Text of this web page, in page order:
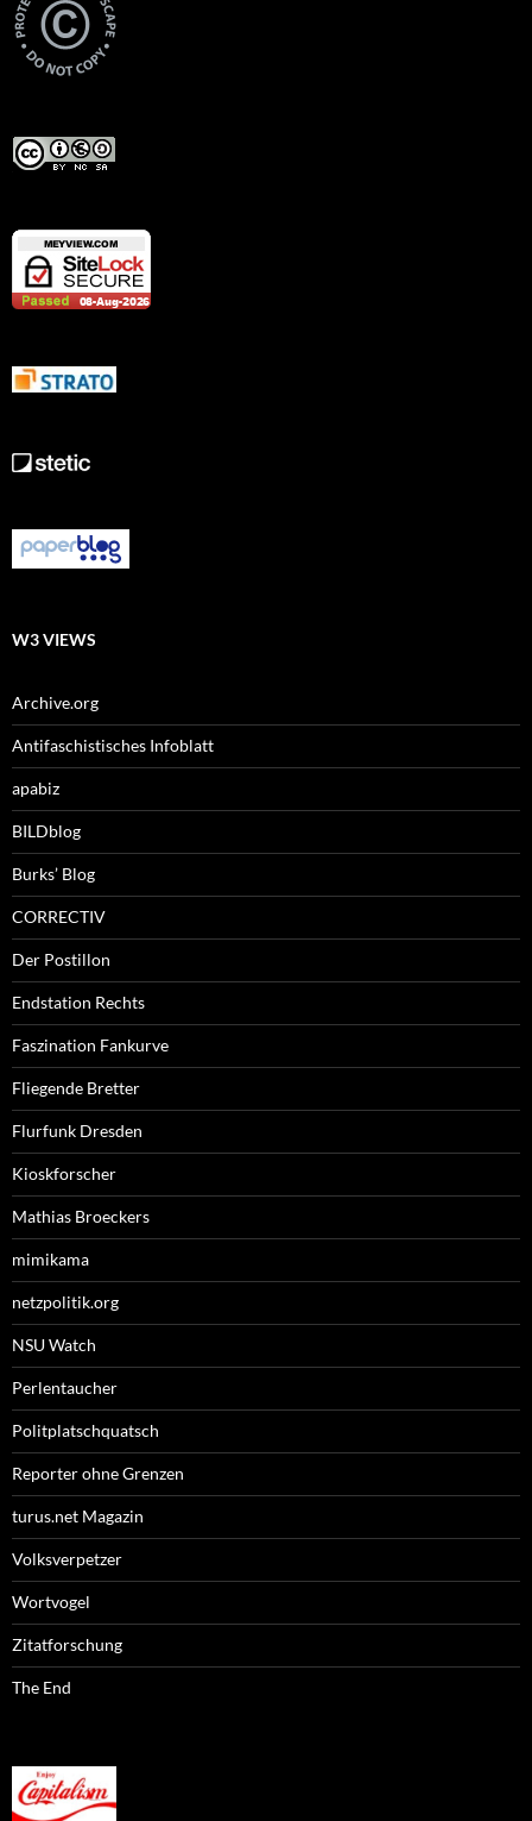
W3 VIEWS
Archive.org
Antifaschistisches Infoblatt
apabiz
BILDblog
Burks’ Blog
CORRECTIV
Der Postillon
Endstation Rechts
Faszination Fankurve
Fliegende Bretter
Flurfunk Dresden
Kioskforscher
Mathias Broeckers
mimikama
netzpolitik.org
NSU Watch
Perlentaucher
Politplatschquatsch
Reporter ohne Grenzen
turus.net Magazin
Volksverpetzer
Wortvogel
Zitatforschung
The End